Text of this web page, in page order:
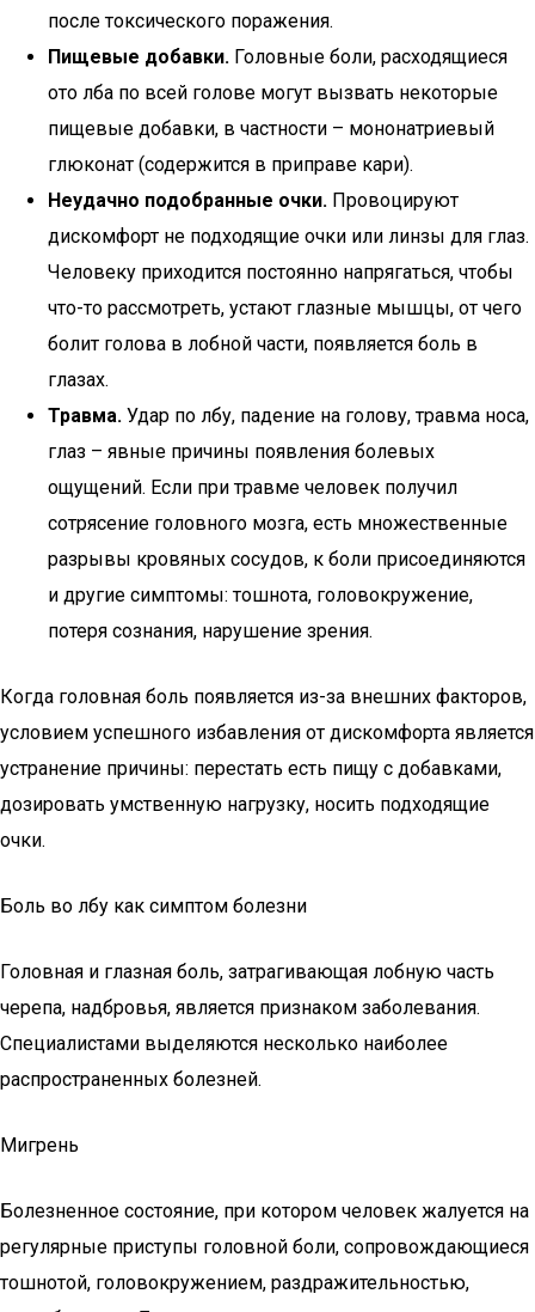
после токсического поражения.
Пищевые добавки. Головные боли, расходящиеся
ото лба по всей голове могут вызвать некоторые
пищевые добавки, в частности – мононатриевый
глюконат (содержится в приправе кари).
Неудачно подобранные очки. Провоцируют
дискомфорт не подходящие очки или линзы для глаз.
Человеку приходится постоянно напрягаться, чтобы
что-то рассмотреть, устают глазные мышцы, от чего
болит голова в лобной части, появляется боль в
глазах.
Травма. Удар по лбу, падение на голову, травма носа,
глаз – явные причины появления болевых
ощущений. Если при травме человек получил
сотрясение головного мозга, есть множественные
разрывы кровяных сосудов, к боли присоединяются
и другие симптомы: тошнота, головокружение,
потеря сознания, нарушение зрения.
Когда головная боль появляется из-за внешних факторов,
условием успешного избавления от дискомфорта является
устранение причины: перестать есть пищу с добавками,
дозировать умственную нагрузку, носить подходящие
очки.
Боль во лбу как симптом болезни
Головная и глазная боль, затрагивающая лобную часть
черепа, надбровья, является признаком заболевания.
Специалистами выделяются несколько наиболее
распространенных болезней.
Мигрень
Болезненное состояние, при котором человек жалуется на
регулярные приступы головной боли, сопровождающиеся
тошнотой, головокружением, раздражительностью,